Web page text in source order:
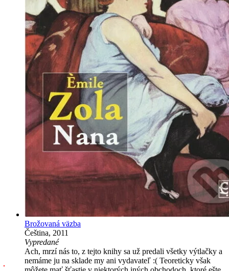
Brožovaná väzba
Čeština, 2011
Vypredané
Ach, mrzí nás to, z tejto knihy sa už predali všetky výtlačky a
nemáme ju na sklade my ani vydavateľ :( Teoreticky však